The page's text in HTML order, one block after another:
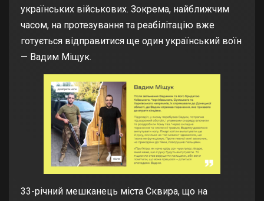
українських військових. Зокрема, найближчим
часом, на протезування та реабілітацію вже
готується відправитися ще один український воїн
— Вадим Міщук.
33-річний мешканець міста Сквира, що на